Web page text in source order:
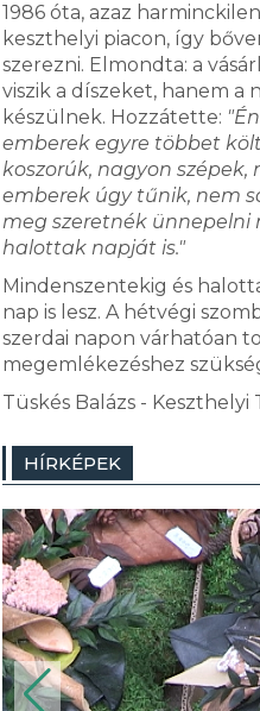
1986 óta, azaz
keszthelyi piacon, így
szerezni. Elmondta: a
viszik a díszeket, hanem a
készülnek. Hozzátette:
emberek egyre többet
koszorúk, nagyon szépek,
emberek úgy tűnik, nem
meg szeretnék ünnepelni
halottak napját is."
Mindenszentekig és
nap is lesz. A hétvégi
szerdai napon várhatóan
megemlékezéshez
Tüskés Balázs - Keszthelyi
HÍRKÉPEK